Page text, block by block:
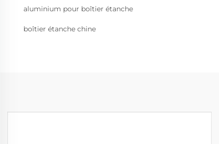
aluminium pour boîtier étanche
boîtier étanche chine